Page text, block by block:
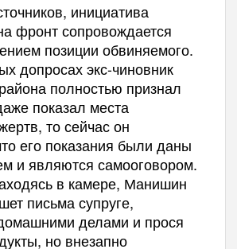
инициатива
фронт сопровождается
позиции обвиняемого.
допросах экс-чиновник
полностью признал
показал места
то сейчас он
его показания были даны
и являются самооговором.
в камере, Манишин
письма супруге,
делами и прося
но внезапно